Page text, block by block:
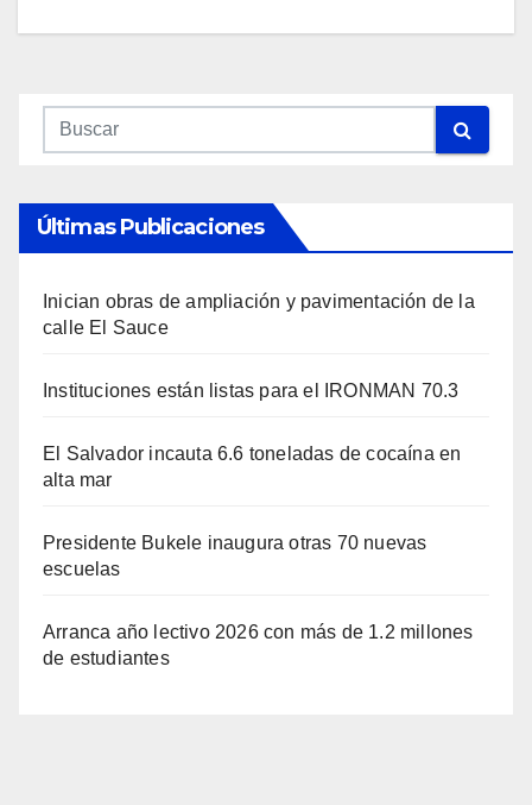
Últimas Publicaciones
Inician obras de ampliación y pavimentación de la
calle El Sauce
Instituciones están listas para el IRONMAN 70.3
El Salvador incauta 6.6 toneladas de cocaína en
alta mar
Presidente Bukele inaugura otras 70 nuevas
escuelas
Arranca año lectivo 2026 con más de 1.2 millones
de estudiantes